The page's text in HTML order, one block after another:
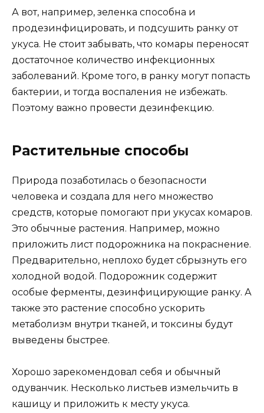
А вот, например, зеленка способна и
продезинфицировать, и подсушить ранку от
укуса. Не стоит забывать, что комары переносят
достаточное количество инфекционных
заболеваний. Кроме того, в ранку могут попасть
бактерии, и тогда воспаления не избежать.
Поэтому важно провести дезинфекцию.
Растительные способы
Природа позаботилась о безопасности
человека и создала для него множество
средств, которые помогают при укусах комаров.
Это обычные растения. Например, можно
приложить лист подорожника на покраснение.
Предварительно, неплохо будет сбрызнуть его
холодной водой. Подорожник содержит
особые ферменты, дезинфицирующие ранку. А
также это растение способно ускорить
метаболизм внутри тканей, и токсины будут
выведены быстрее.
Хорошо зарекомендовал себя и обычный
одуванчик. Несколько листьев измельчить в
кашицу и приложить к месту укуса.